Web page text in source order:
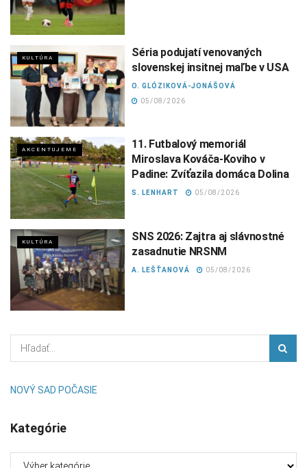
KULTÚRA
Séria podujatí venovaných
slovenskej insitnej maľbe v USA
O. GLÓZIKOVÁ-JONÁŠOVÁ
05/08/2026
AKCENTUJEME
11. Futbalový memoriál
Miroslava Kováča-Koviho v
Padine: Zvíťazila domáca Dolina
S. LENHART 05/08/2026
KULTÚRA
SNS 2026: Zajtra aj slávnostné
zasadnutie NRSNM
A. LEŠŤANOVÁ 05/08/2026
NOVÝ SAD POČASIE
Kategórie